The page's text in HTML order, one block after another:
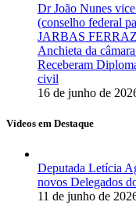
Dr João Nunes
(conselho federal
JARBAS FERRAZ
Anchieta da
Receberam
civil
16 de junho de
Vídeos em Destaque
Deputada Letícia
novos Delegados
11 de junho de